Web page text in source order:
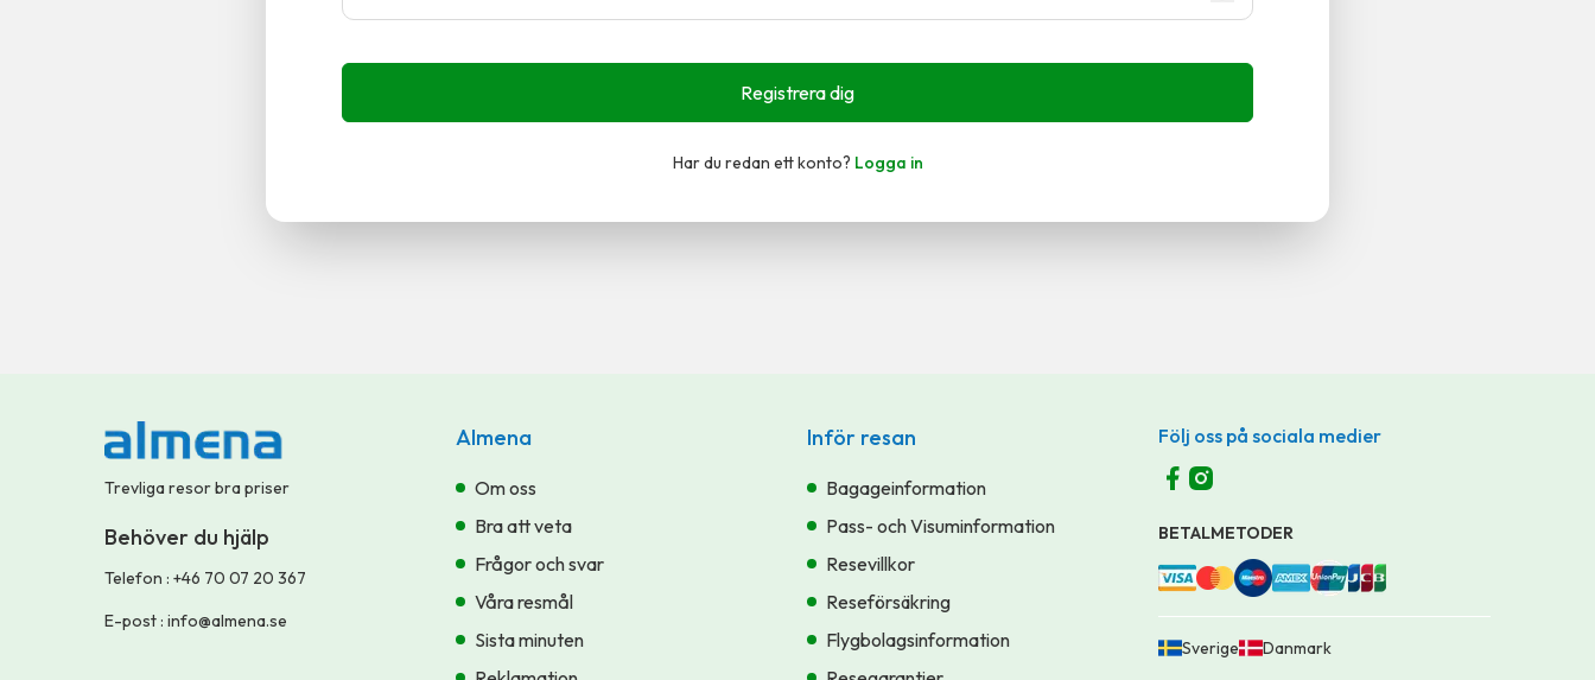
Registrera dig
Har du redan ett konto? Logga in
Trevliga resor bra priser
Behöver du hjälp
Telefon : +46 70 07 20 367
E-post : info@almena.se
Almena
Om oss
Bra att veta
Frågor och svar
Våra resmål
Sista minuten
Inför resan
Bagageinformation
Pass- och Visuminformation
Resevillkor
Reseförsäkring
Flygbolagsinformation
Följ oss på sociala medier
BETALMETODER
Sverige Danmark